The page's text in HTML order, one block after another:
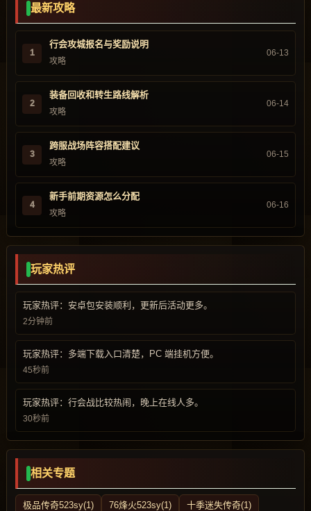
最新攻略
1
行会攻城报名与奖励说明
攻略
06-13
2
装备回收和转生路线解析
攻略
06-14
3
跨服战场阵容搭配建议
攻略
06-15
4
新手前期资源怎么分配
攻略
06-16
玩家热评
玩家热评：安卓包安装顺利，更新后活动更多。
2分钟前
玩家热评：多端下载入口清楚，PC 端挂机方便。
45秒前
玩家热评：行会战比较热闹，晚上在线人多。
30秒前
相关专题
极品传奇523sy(1) 76烽火523sy(1)
十季迷失传奇(1)